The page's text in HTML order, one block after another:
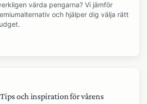
värda pengarna? Vi jämför
och hjälper dig välja rätt
och inspiration för vårens